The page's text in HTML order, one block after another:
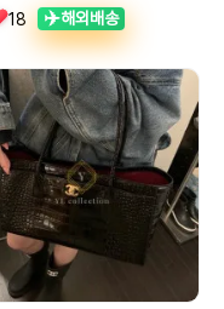
18 ✈️해외배송